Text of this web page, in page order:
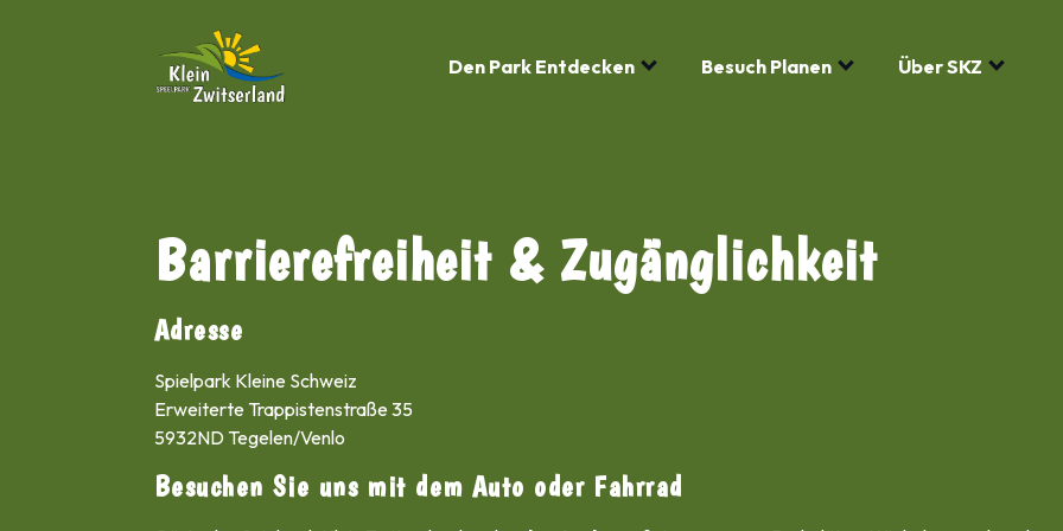
Den Park Entdecken Besuch Planen Über SKZ
Barrierefreiheit & Zugänglichkeit
Adresse
Spielpark Kleine Schweiz
Erweiterte Trappistenstraße 35
5932ND Tegelen/Venlo
Besuchen Sie uns mit dem Auto oder Fahrrad